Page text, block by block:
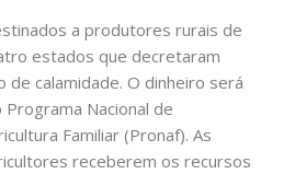
a produtores rurais de
estados que decretaram
de calamidade. O dinheiro será
Nacional de
Familiar (Pronaf). As
receberem os recursos